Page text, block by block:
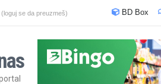
(loguj se da preuzmeš) BD Box